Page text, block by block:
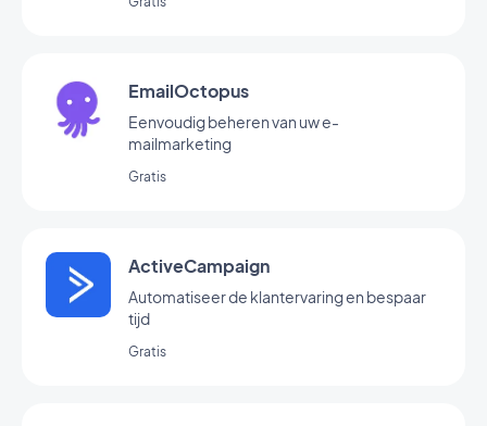
EmailOctopus
Eenvoudig beheren van uw e-
mailmarketing
Gratis
ActiveCampaign
Automatiseer de klantervaring en bespaar
tijd
Gratis